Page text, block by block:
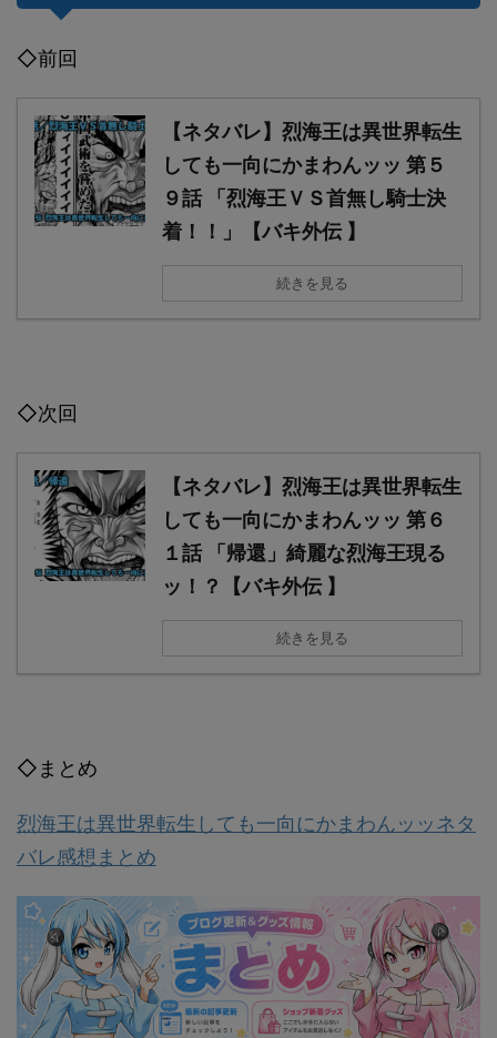
◇前回
【ネタバレ】烈海王は異世界転生
しても一向にかまわんッッ 第５
９話 「烈海王ＶＳ首無し騎士決
着！！」【バキ外伝 】
続きを見る
◇次回
【ネタバレ】烈海王は異世界転生
しても一向にかまわんッッ 第６
１話 「帰還」綺麗な烈海王現る
ッ！？【バキ外伝 】
続きを見る
◇まとめ
烈海王は異世界転生しても一向にかまわんッッネタ
バレ感想まとめ